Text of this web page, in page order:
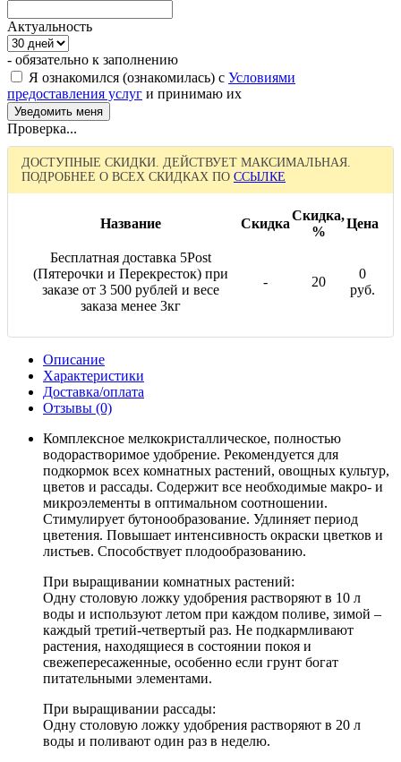
Актуальность
- обязательно к заполнению
Я ознакомился (ознакомилась) с Условиями
предоставления услуг и принимаю их
Проверка...
ДОСТУПНЫЕ СКИДКИ. ДЕЙСТВУЕТ МАКСИМАЛЬНАЯ.
ПОДРОБНЕЕ О ВСЕХ СКИДКАХ ПО ССЫЛКЕ
Название Скидка
Скидка,
%
Цена
Бесплатная доставка 5Post
(Пятерочки и Перекресток) при
заказе от 3 500 рублей и весе
заказа менее 3кг
- 20
0
руб.
Описание
Характеристики
Доставка/оплата
Отзывы (0)
Комплексное мелкокристаллическое, полностью
водорастворимое удобрение. Рекомендуется для
подкормок всех комнатных растений, овощных культур,
цветов и рассады. Содержит все необходимые макро- и
микроэлементы в оптимальном соотношении.
Стимулирует бутонообразование. Удлиняет период
цветения. Повышает интенсивность окраски цветков и
листьев. Способствует плодообразованию.
При выращивании комнатных растений:
Одну столовую ложку удобрения растворяют в 10 л
воды и используют летом при каждом поливе, зимой –
каждый третий-четвертый раз. Не подкармливают
растения, находящиеся в состоянии покоя и
свежепересаженные, особенно если грунт богат
питательными элементами.
При выращивании рассады:
Одну столовую ложку удобрения растворяют в 20 л
воды и поливают один раз в неделю.